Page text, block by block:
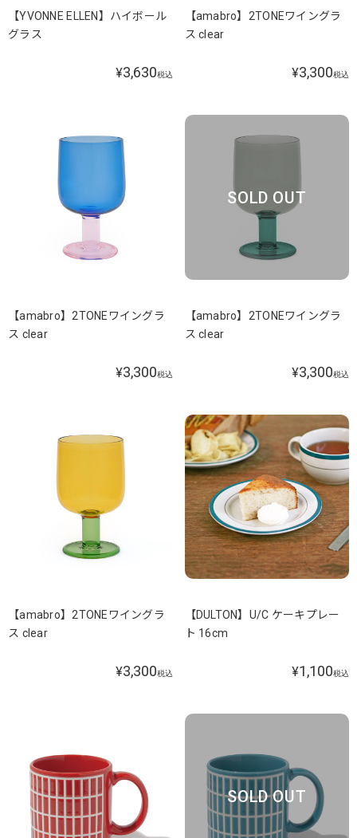
【YVONNE ELLEN】ハイボール
グラス
¥3,630税込
【amabro】2TONEワイングラ
ス clear
¥3,300税込
【amabro】2TONEワイングラ
ス clear
¥3,300税込
SOLD OUT
【amabro】2TONEワイングラ
ス clear
¥3,300税込
【amabro】2TONEワイングラ
ス clear
¥3,300税込
【DULTON】U/C ケーキプレー
ト 16cm
¥1,100税込
SOLD OUT